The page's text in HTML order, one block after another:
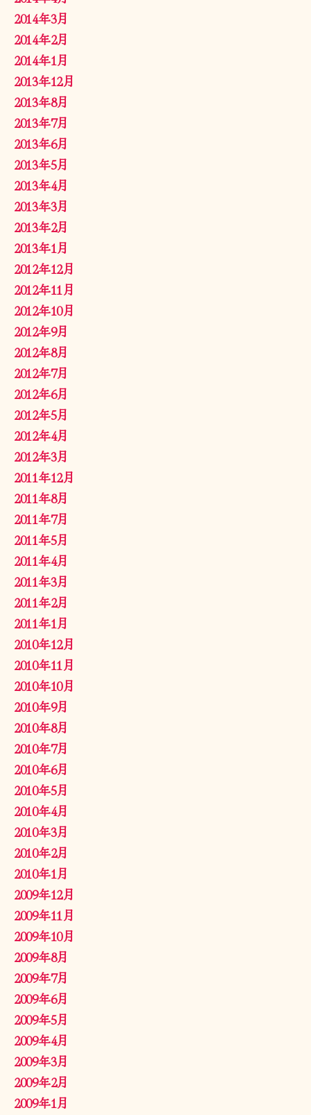
2014年3月
2014年2月
2014年1月
2013年12月
2013年8月
2013年7月
2013年6月
2013年5月
2013年4月
2013年3月
2013年2月
2013年1月
2012年12月
2012年11月
2012年10月
2012年9月
2012年8月
2012年7月
2012年6月
2012年5月
2012年4月
2012年3月
2011年12月
2011年8月
2011年7月
2011年5月
2011年4月
2011年3月
2011年2月
2011年1月
2010年12月
2010年11月
2010年10月
2010年9月
2010年8月
2010年7月
2010年6月
2010年5月
2010年4月
2010年3月
2010年2月
2010年1月
2009年12月
2009年11月
2009年10月
2009年8月
2009年7月
2009年6月
2009年5月
2009年4月
2009年3月
2009年2月
2009年1月